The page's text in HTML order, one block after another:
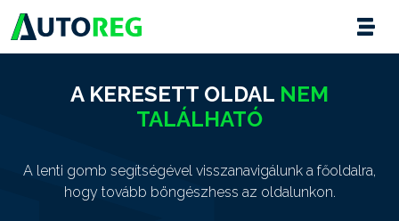
A KERESETT OLDAL NEM
TALÁLHATÓ
A lenti gomb segítségével visszanavigálunk a főoldalra,
hogy tovább böngészhess az oldalunkon.